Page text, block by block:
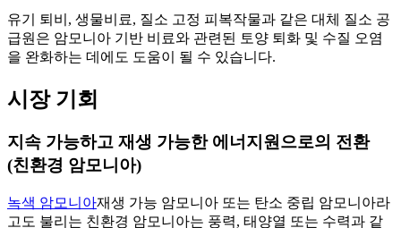
유기 퇴비, 생물비료, 질소 고정 피복작물과 같은 대체 질소 공
급원은 암모니아 기반 비료와 관련된 토양 퇴화 및 수질 오염
을 완화하는 데에도 도움이 될 수 있습니다.
시장 기회
지속 가능하고 재생 가능한 에너지원으로의 전환
(친환경 암모니아)
녹색 암모니아재생 가능 암모니아 또는 탄소 중립 암모니아라
고도 불리는 친환경 암모니아는 풍력, 태양열 또는 수력과 같